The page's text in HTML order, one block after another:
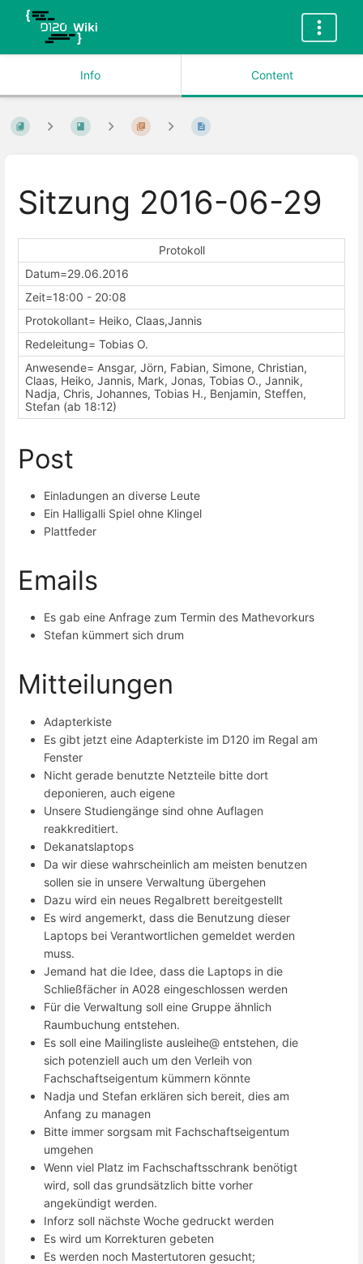
Info Content
Sitzung 2016-06-29
Protokoll
Datum=29.06.2016
Zeit=18:00 - 20:08
Protokollant= Heiko, Claas,Jannis
Redeleitung= Tobias O.
Anwesende= Ansgar, Jörn, Fabian, Simone, Christian,
Claas, Heiko, Jannis, Mark, Jonas, Tobias O., Jannik,
Nadja, Chris, Johannes, Tobias H., Benjamin, Steffen,
Stefan (ab 18:12)
Post
Einladungen an diverse Leute
Ein Halligalli Spiel ohne Klingel
Plattfeder
Emails
Es gab eine Anfrage zum Termin des Mathevorkurs
Stefan kümmert sich drum
Mitteilungen
Adapterkiste
Es gibt jetzt eine Adapterkiste im D120 im Regal am
Fenster
Nicht gerade benutzte Netzteile bitte dort
deponieren, auch eigene
Unsere Studiengänge sind ohne Auflagen
reakkreditiert.
Dekanatslaptops
Da wir diese wahrscheinlich am meisten benutzen
sollen sie in unsere Verwaltung übergehen
Dazu wird ein neues Regalbrett bereitgestellt
Es wird angemerkt, dass die Benutzung dieser
Laptops bei Verantwortlichen gemeldet werden
muss.
Jemand hat die Idee, dass die Laptops in die
Schließfächer in A028 eingeschlossen werden
Für die Verwaltung soll eine Gruppe ähnlich
Raumbuchung entstehen.
Es soll eine Mailingliste ausleihe@ entstehen, die
sich potenziell auch um den Verleih von
Fachschaftseigentum kümmern könnte
Nadja und Stefan erklären sich bereit, dies am
Anfang zu managen
Bitte immer sorgsam mit Fachschaftseigentum
umgehen
Wenn viel Platz im Fachschaftsschrank benötigt
wird, soll das grundsätzlich bitte vorher
angekündigt werden.
Inforz soll nächste Woche gedruckt werden
Es wird um Korrekturen gebeten
Es werden noch Mastertutoren gesucht;